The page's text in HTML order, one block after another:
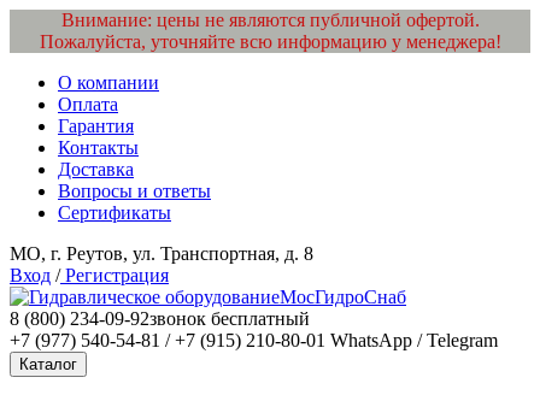
Внимание: цены не являются публичной офертой.
Пожалуйста, уточняйте всю информацию у менеджера!
О компании
Оплата
Гарантия
Контакты
Доставка
Вопросы и ответы
Сертификаты
МО, г. Реутов, ул. Транспортная, д. 8
Вход /Регистрация
МосГидроСнаб
8 (800) 234-09-92звонок бесплатный
+7 (977) 540-54-81 / +7 (915) 210-80-01 WhatsApp / Telegram
Каталог